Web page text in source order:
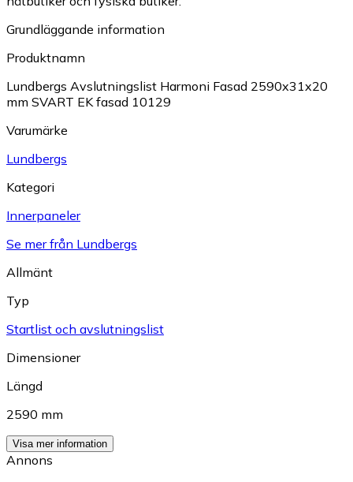
Grundläggande information
Produktnamn
Lundbergs Avslutningslist Harmoni Fasad 2590x31x20
mm SVART EK fasad 10129
Varumärke
Lundbergs
Kategori
Innerpaneler
Se mer från Lundbergs
Allmänt
Typ
Startlist och avslutningslist
Dimensioner
Längd
2590 mm
Visa mer information
Annons